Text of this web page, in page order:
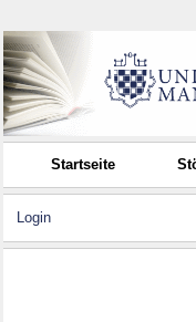
Startseite
Login